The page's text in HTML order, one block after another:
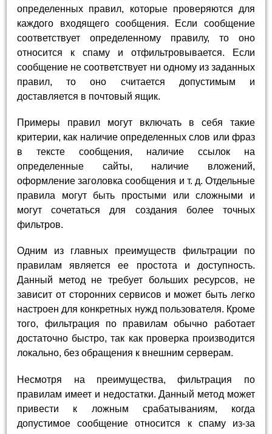
определенных правил, которые проверяются для
каждого входящего сообщения. Если сообщение
соответствует определенному правилу, то оно
относится к спаму и отфильтровывается. Если
сообщение не соответствует ни одному из заданных
правил, то оно считается допустимым и
доставляется в почтовый ящик.
Примеры правил могут включать в себя такие
критерии, как наличие определенных слов или фраз
в тексте сообщения, наличие ссылок на
определенные сайты, наличие вложений,
оформление заголовка сообщения и т. д. Отдельные
правила могут быть простыми или сложными и
могут сочетаться для создания более точных
фильтров.
Одним из главных преимуществ фильтрации по
правилам является ее простота и доступность.
Данный метод не требует больших ресурсов, не
зависит от сторонних сервисов и может быть легко
настроен для конкретных нужд пользователя. Кроме
того, фильтрация по правилам обычно работает
достаточно быстро, так как проверка производится
локально, без обращения к внешним серверам.
Несмотря на преимущества, фильтрация по
правилам имеет и недостатки. Данный метод может
привести к ложным срабатываниям, когда
допустимое сообщение относится к спаму из-за